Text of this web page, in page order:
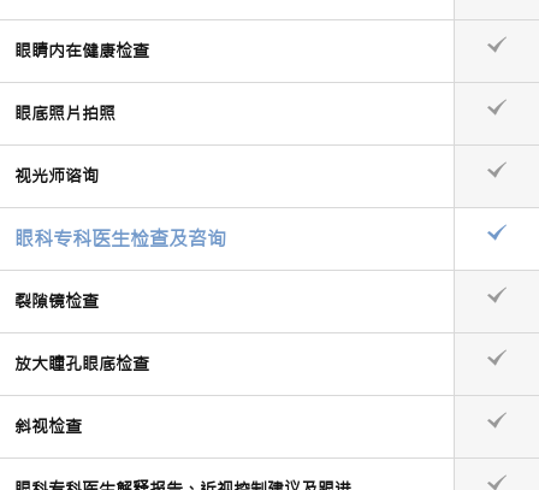
眼睛内在健康检查
眼底照片拍照
视光师谘询
眼科专科医生检查及咨询
裂隙镜检查
放大瞳孔眼底检查
斜视检查